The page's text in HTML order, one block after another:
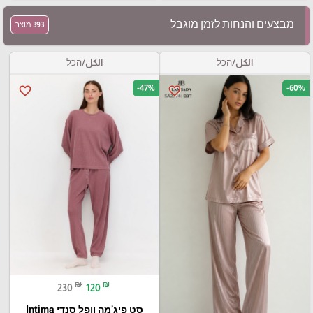
מבצעים והנחות לזמן מוגבל 393 מוצר
الكل/הכל
favorite_border -60%
الكل/הכל
favorite_border -47%
230 ₪ 120 ₪
סט פיג’מה וופל סנדי Intima